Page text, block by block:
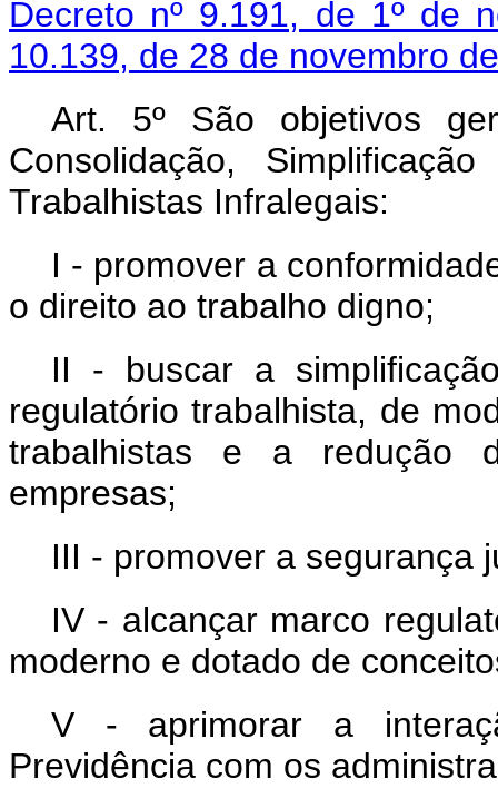
Decreto nº 9.191, de 1º de
10.139, de 28 de novembro
Art. 5º São objetivos
Consolidação,
Trabalhistas Infralegais:
I - promover a
o direito ao trabalho digno;
II - buscar a
regulatório trabalhista, de
trabalhistas e a redução
empresas;
III - promover a segurança
IV - alcançar marco
moderno e dotado de
V - aprimorar a
Previdência com os